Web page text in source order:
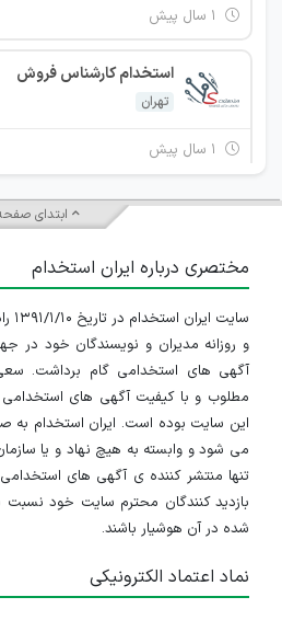
استخدام کارشناس فروش
تهران
کارشناس کنترل پروژه
۱ سال پیش
استخدام کارمند اداری و
تهران
۱ سال پیش
استخدام مهندس الکترونیک
تهران
ابتدای
مختصری درباره ایران استخدام
و روزانه مدیران و نویسندگان خود در
آگهی های استخدامی گام برداشت.
مطلوب و با کیفیت آگهی های استخدامی
این سایت بوده است. ایران استخدام
می شود و وابسته به هیچ نهاد و یا
تنها منتشر کننده ی آگهی های استخدامی
بازدید کنندگان محترم سایت خود
شده در آن هوشیار باشند.
نماد اعتماد الکترونیکی